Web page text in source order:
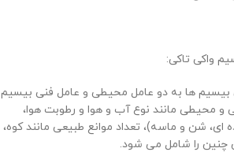
واکی تاکی:
بیسیم ها به دو عامل محیطی و عامل فنی بیسیم
و محیطی مانند نوع آب و هوا و رطوبت هوا،
ای، شن و ماسه)، تعداد موانع طبیعی مانند کوه،
چنین را شامل می شود.